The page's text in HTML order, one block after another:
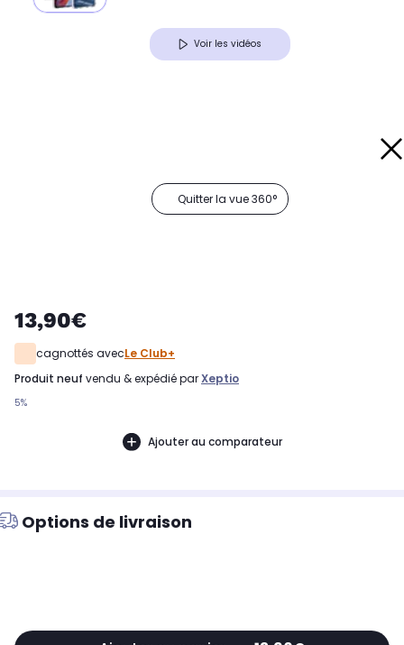
Voir les vidéos
Quitter la vue 360°
13,90€
cagnottés avecLe Club+
produit neuf vendu & expédié parXeptio
5%
Ajouter au comparateur
Options de livraison